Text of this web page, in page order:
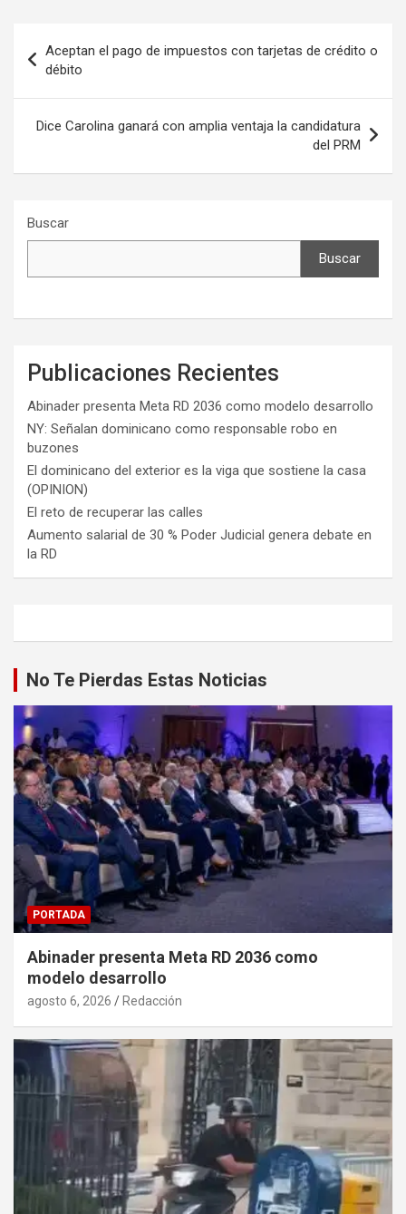
de
entradas
Aceptan el pago de impuestos con tarjetas de crédito o
débito
Dice Carolina ganará con amplia ventaja la candidatura
del PRM
Buscar
Buscar
Publicaciones Recientes
Abinader presenta Meta RD 2036 como modelo desarrollo
NY: Señalan dominicano como responsable robo en
buzones
El dominicano del exterior es la viga que sostiene la casa
(OPINION)
El reto de recuperar las calles
Aumento salarial de 30 % Poder Judicial genera debate en
la RD
No Te Pierdas Estas Noticias
PORTADA
Abinader presenta Meta RD 2036 como
modelo desarrollo
agosto 6, 2026 Redacción